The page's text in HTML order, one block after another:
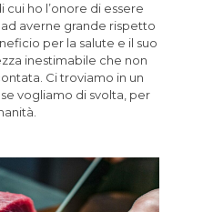
cui ho l’onore di essere
averne grande rispetto
per la salute e il suo
inestimabile che non
Ci troviamo in un
vogliamo di svolta, per